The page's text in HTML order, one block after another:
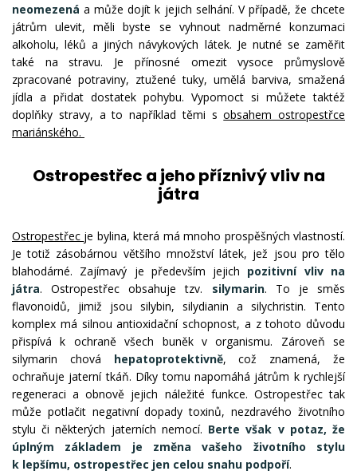
neomezená a může dojít k jejich selhání. V případě, že chcete
játrům ulevit, měli byste se vyhnout nadměrné konzumaci
alkoholu, léků a jiných návykových látek. Je nutné se zaměřit
také na stravu. Je přínosné omezit vysoce průmyslově
zpracované potraviny, ztužené tuky, umělá barviva, smažená
jídla a přidat dostatek pohybu. Vypomoct si můžete taktéž
doplňky stravy, a to například těmi sobsahem ostropestřce
mariánského.
Ostropestřec a jeho příznivý vliv na
játra
Ostropestřec je bylina, která má mnoho prospěšných vlastností.
Je totiž zásobárnou většího množství látek, jež jsou pro tělo
blahodárné. Zajímavý je především jejich pozitivní vliv na
játra. Ostropestřec obsahuje tzv. silymarin. To je směs
flavonoidů, jimiž jsou silybin, silydianin a silychristin. Tento
komplex má silnou antioxidační schopnost, a z tohoto důvodu
přispívá k ochraně všech buněk v organismu. Zároveň se
silymarin chová hepatoprotektivně, což znamená, že
ochraňuje jaterní tkáň. Díky tomu napomáhá játrům k rychlejší
regeneraci a obnově jejich náležité funkce. Ostropestřec tak
může potlačit negativní dopady toxinů, nezdravého životního
stylu či některých jaterních nemocí. Berte však v potaz, že
úplným základem je změna vašeho životního stylu
k lepšímu, ostropestřec jen celou snahu podpoří.